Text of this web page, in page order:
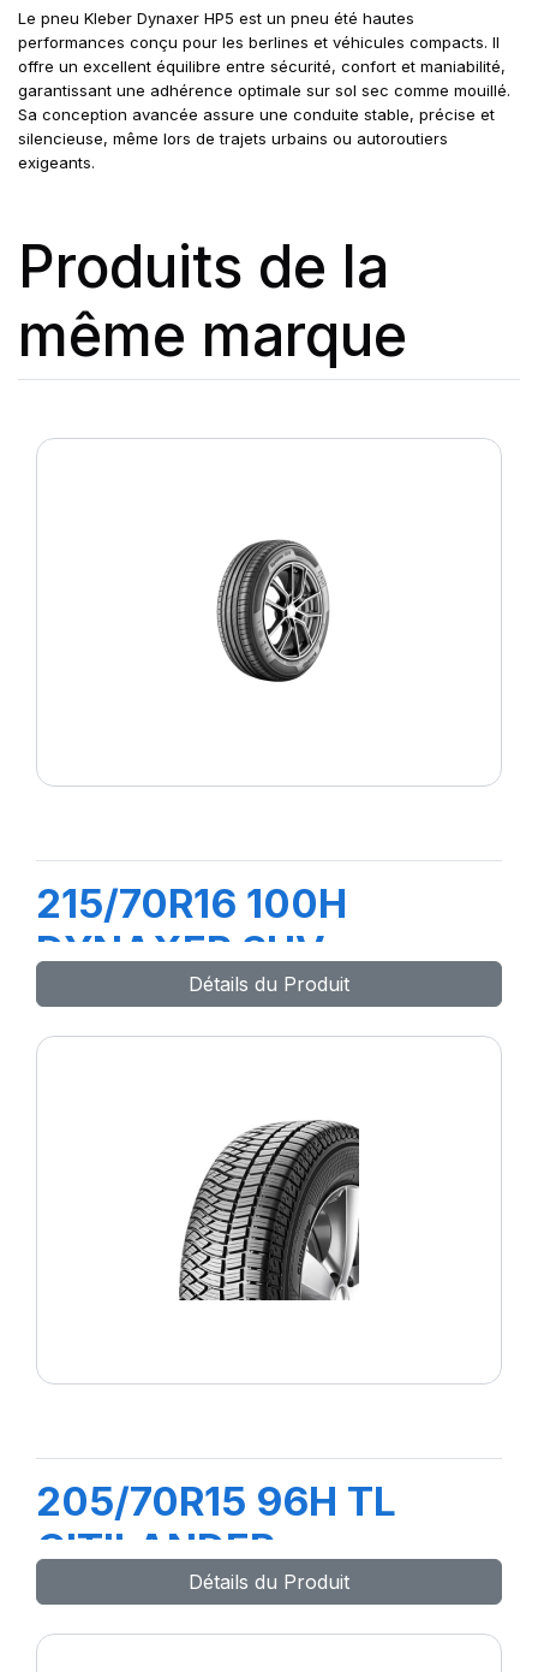
Le pneu Kleber Dynaxer HP5 est un pneu été hautes
performances conçu pour les berlines et véhicules compacts. Il
offre un excellent équilibre entre sécurité, confort et maniabilité,
garantissant une adhérence optimale sur sol sec comme mouillé.
Sa conception avancée assure une conduite stable, précise et
silencieuse, même lors de trajets urbains ou autoroutiers
exigeants.
Produits de la
même marque
215/70R16 100H
DYNAXER SUV
Détails du Produit
205/70R15 96H TL
CITILANDER
Détails du Produit